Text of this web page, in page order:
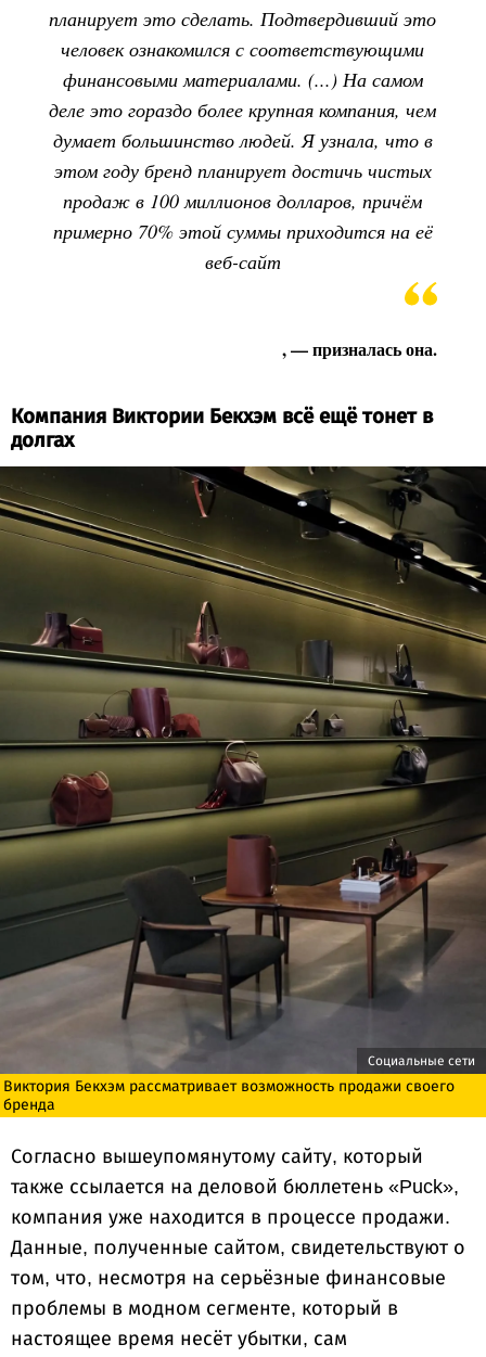
планирует это сделать. Подтвердивший это
человек ознакомился с соответствующими
финансовыми материалами. (...) На самом
деле это гораздо более крупная компания, чем
думает большинство людей. Я узнала, что в
этом году бренд планирует достичь чистых
продаж в 100 миллионов долларов, причём
примерно 70% этой суммы приходится на её
веб-сайт
, — призналась она.
Компания Виктории Бекхэм всё ещё тонет в
долгах
Социальные сети
Виктория Бекхэм рассматривает возможность продажи своего
бренда
Согласно вышеупомянутому сайту, который
также ссылается на деловой бюллетень «Puck»,
компания уже находится в процессе продажи.
Данные, полученные сайтом, свидетельствуют о
том, что, несмотря на серьёзные финансовые
проблемы в модном сегменте, который в
настоящее время несёт убытки, сам